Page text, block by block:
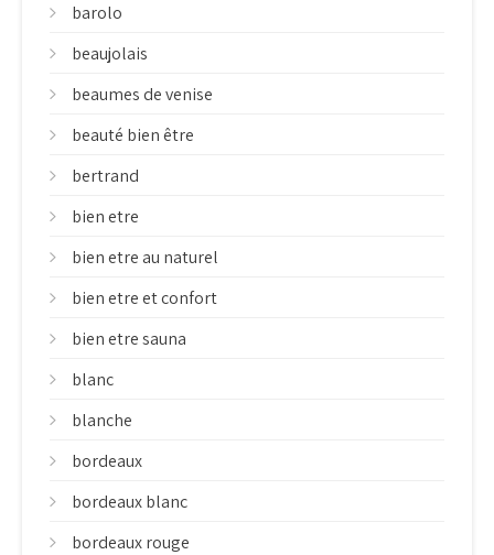
barolo
beaujolais
beaumes de venise
beauté bien être
bertrand
bien etre
bien etre au naturel
bien etre et confort
bien etre sauna
blanc
blanche
bordeaux
bordeaux blanc
bordeaux rouge